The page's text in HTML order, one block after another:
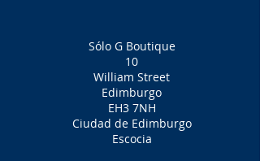
Sólo G Boutique
10
William Street
Edimburgo
EH3 7NH
Ciudad de Edimburgo
Escocia